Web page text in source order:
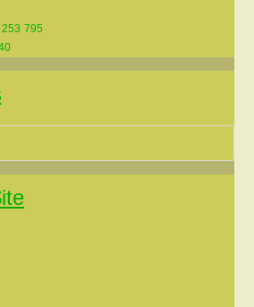
253 795
to